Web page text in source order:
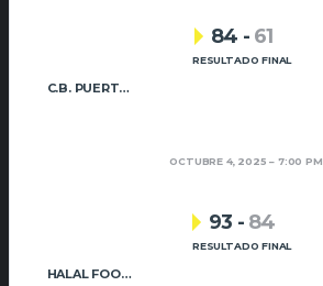
C.B. PUERTO SAGUNTO
84 - 61
RESULTADO FINAL
OCTUBRE 4, 2025 7:00 PM
HALAL FOOD QUALITY UIXÓ BÀSQUET
93 - 84
RESULTADO FINAL